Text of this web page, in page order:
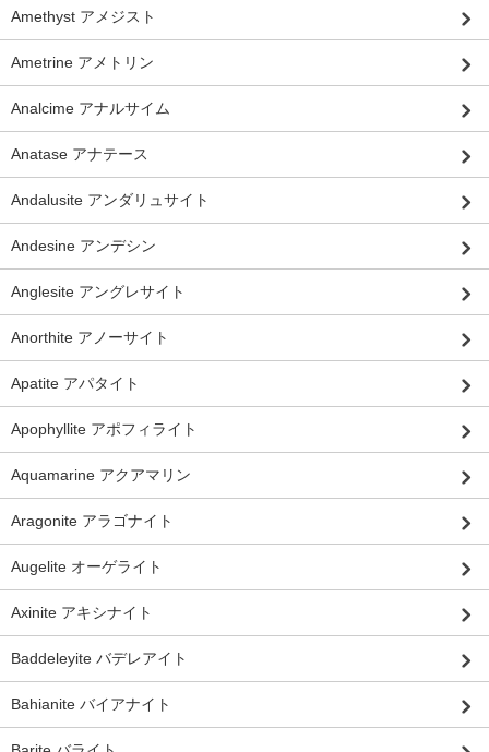
Amethyst アメジスト
Ametrine アメトリン
Analcime アナルサイム
Anatase アナテース
Andalusite アンダリュサイト
Andesine アンデシン
Anglesite アングレサイト
Anorthite アノーサイト
Apatite アパタイト
Apophyllite アポフィライト
Aquamarine アクアマリン
Aragonite アラゴナイト
Augelite オーゲライト
Axinite アキシナイト
Baddeleyite バデレアイト
Bahianite バイアナイト